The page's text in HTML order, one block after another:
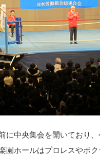
に中央集会を開いており
園ホールはプロレスやボ